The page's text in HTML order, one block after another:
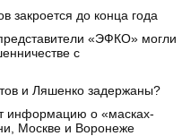
закроется до конца года
«ЭФКО» могли
с
и Ляшенко задержаны?
информацию о «масках-
Москве и Воронеже